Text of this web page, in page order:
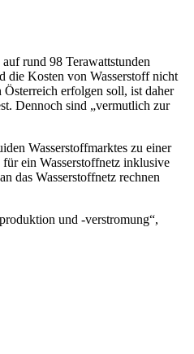
rund 98 Terawattstunden
die Kosten von Wasserstoff nicht
erfolgen soll, ist daher
Dennoch sind „vermutlich zur
Wasserstoffmarktes zu einer
ein Wasserstoffnetz inklusive
das Wasserstoffnetz rechnen
und -verstromung“,